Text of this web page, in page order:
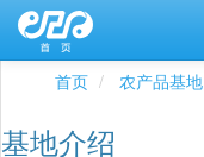
首页 农产品基地
基地介绍